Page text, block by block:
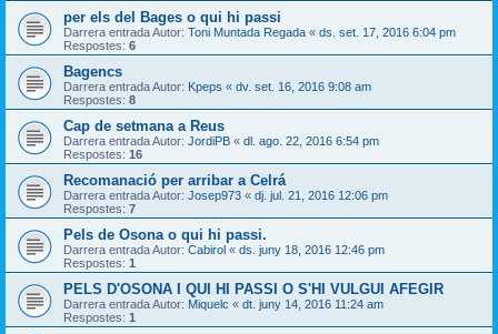
per els del Bages o qui hi passi
Darrera entrada Autor: Toni Muntada Regada « ds. set. 17, 2016 6:04 pm
Respostes: 6
Bagencs
Darrera entrada Autor: Kpeps « dv. set. 16, 2016 9:08 am
Respostes: 8
Cap de setmana a Reus
Darrera entrada Autor: JordiPB « dl. ago. 22, 2016 6:54 pm
Respostes: 16
Recomanació per arribar a Celrá
Darrera entrada Autor: Josep973 « dj. jul. 21, 2016 12:06 pm
Respostes: 7
Pels de Osona o qui hi passi.
Darrera entrada Autor: Cabirol « ds. juny 18, 2016 12:46 pm
Respostes: 1
PELS D'OSONA I QUI HI PASSI O S'HI VULGUI AFEGIR
Darrera entrada Autor: Miquelc « dt. juny 14, 2016 11:24 am
Respostes: 1